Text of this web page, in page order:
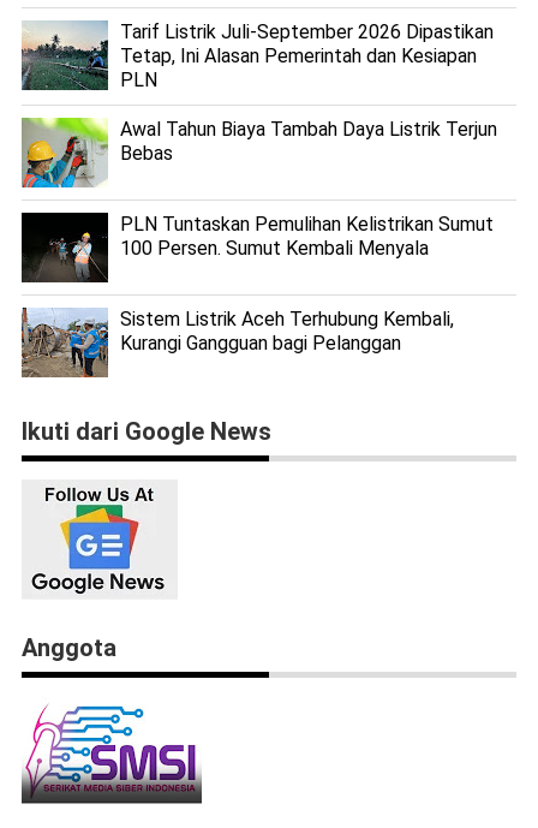
Tarif Listrik Juli-September 2026 Dipastikan
Tetap, Ini Alasan Pemerintah dan Kesiapan
PLN
Awal Tahun Biaya Tambah Daya Listrik Terjun
Bebas
PLN Tuntaskan Pemulihan Kelistrikan Sumut
100 Persen. Sumut Kembali Menyala
Sistem Listrik Aceh Terhubung Kembali,
Kurangi Gangguan bagi Pelanggan
Ikuti dari Google News
Anggota